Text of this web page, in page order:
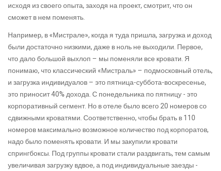
исходя из своего опыта, заходя на проект, смотрит, что он
сможет в нем поменять.
Например, в «Мистрале», когда я туда пришла, загрузка и доход
были достаточно низкими, даже в ноль не выходили. Первое,
что дало большой выхлоп – мы поменяли все кровати. Я
понимаю, что классический «Мистраль» – подмосковный отель,
и загрузка индивидуалов – это пятница-суббота-воскресенье,
это приносит 40% дохода. С понедельника по пятницу - это
корпоративный сегмент. Но в отеле было всего 20 номеров со
сдвижными кроватями. Соответственно, чтобы брать в 110
номеров максимально возможное количество под корпоратов,
надо было поменять кровати. И мы закупили кровати
спрингбоксы. Под группы кровати стали раздвигать, тем самым
увеличивая загрузку вдвое, а под индивидуальные заезды -